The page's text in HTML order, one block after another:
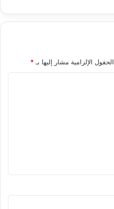
الحقول الإلزامية مشار إليها بـ *